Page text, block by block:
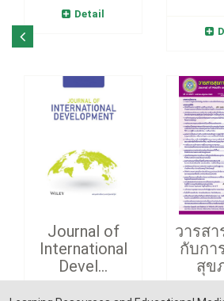
Detail
Journal of
International
Devel...
วารส
กับกา
สุข